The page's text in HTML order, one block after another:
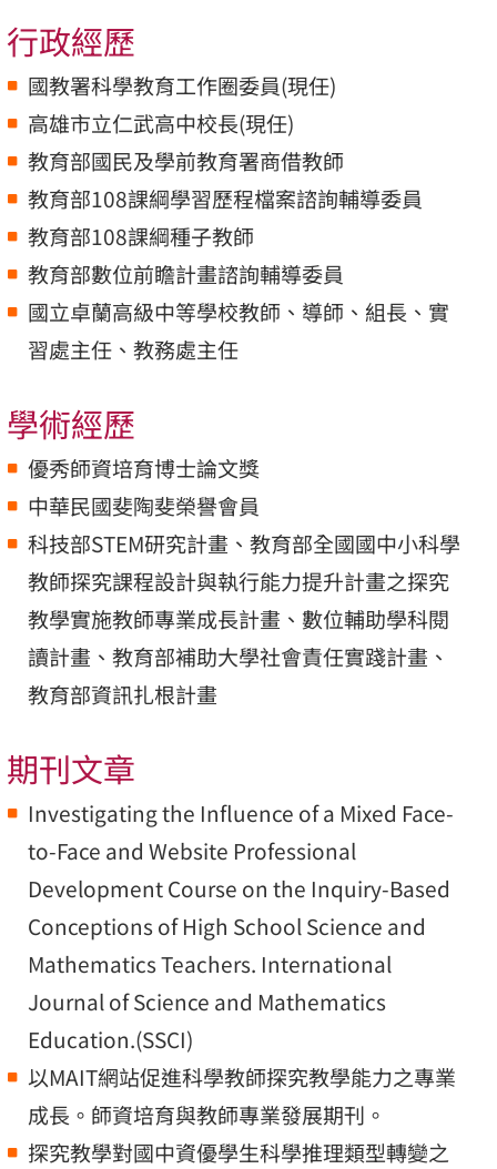
行政經歷
國教署科學教育工作圈委員(現任)
高雄市立仁武高中校長(現任)
教育部國民及學前教育署商借教師
教育部108課綱學習歷程檔案諮詢輔導委員
教育部108課綱種子教師
教育部數位前瞻計畫諮詢輔導委員
國立卓蘭高級中等學校教師、導師、組長、實
習處主任、教務處主任
學術經歷
優秀師資培育博士論文獎
中華民國斐陶斐榮譽會員
科技部STEM研究計畫、教育部全國國中小科學
教師探究課程設計與執行能力提升計畫之探究
教學實施教師專業成長計畫、數位輔助學科閱
讀計畫、教育部補助大學社會責任實踐計畫、
教育部資訊扎根計畫
期刊文章
Investigating the Influence of a Mixed Face-
to-Face and Website Professional
Development Course on the Inquiry-Based
Conceptions of High School Science and
Mathematics Teachers. International
Journal of Science and Mathematics
Education.(SSCI)
以MAIT網站促進科學教師探究教學能力之專業
成長。師資培育與教師專業發展期刊。
探究教學對國中資優學生科學推理類型轉變之